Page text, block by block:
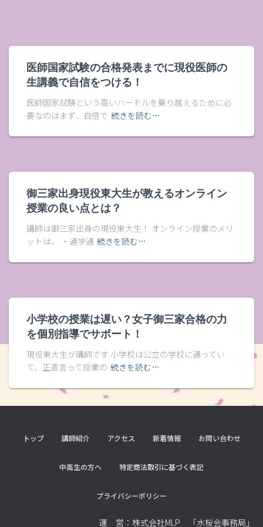
医師国家試験の合格発表までに現役医師の
生講義で自信をつける！
医師国家試験という高いハードルを乗り越えるために必
要なのはまず、自信で 続きを読む…
御三家出身現役東大生が教えるオンライン
授業の良い点とは？
講師は御三家出身の現役東大生！ オンライン授業のメリ
ットは、 ・通学通 続きを読む…
小学校の授業は遅い？女子御三家合格の力
を個別指導でサポート！
現役東大生が講師です 小学校は公立の学校に通ってい
て、正直言って授業の 続きを読む…
トップ 講師紹介 アクセス 新着情報 お問い合わせ
中高生の方へ 特定商法取引に基づく表記
プライバシーポリシー
運 営：株式会社MLP 「水桜会事務局」